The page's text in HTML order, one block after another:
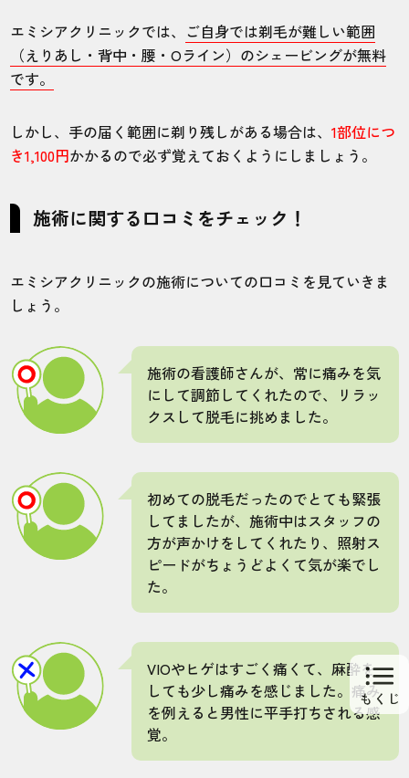
エミシアクリニックでは、 ご自身では剃毛が難しい範囲
（えりあし・背中・腰・Oライン）のシェービングが無料
です。
しかし、手の届く範囲に剃り残しがある場合は、1部位につ
き1,100円かかるので必ず覚えておくようにしましょう。
施術に関する口コミをチェック！
エミシアクリニックの施術についての口コミを見ていきま
しょう。
施術の看護師さんが、常に痛みを気
にして調節してくれたので、リラッ
クスして脱毛に挑めました。
初めての脱毛だったのでとても緊張
してましたが、施術中はスタッフの
方が声かけをしてくれたり、照射ス
ピードがちょうどよくて気が楽でし
た。
VIOやヒゲはすごく痛くて、麻酔を
しても少し痛みを感じました。痛み
を例えると男性に平手打ちされる感
覚。